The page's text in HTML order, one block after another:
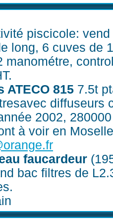
piscicole: vend
long, 6 cuves de
manométre,
ATECO 815 7.5t
diffuseurs
2002,
à voir en
faucardeur
bac filtres de